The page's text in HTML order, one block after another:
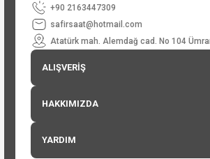
+90 2163447309
safirsaat@hotmail.com
Atatürk mah. Alemdağ cad. No 104
ALIŞVERİŞ
HAKKIMIZDA
YARDIM